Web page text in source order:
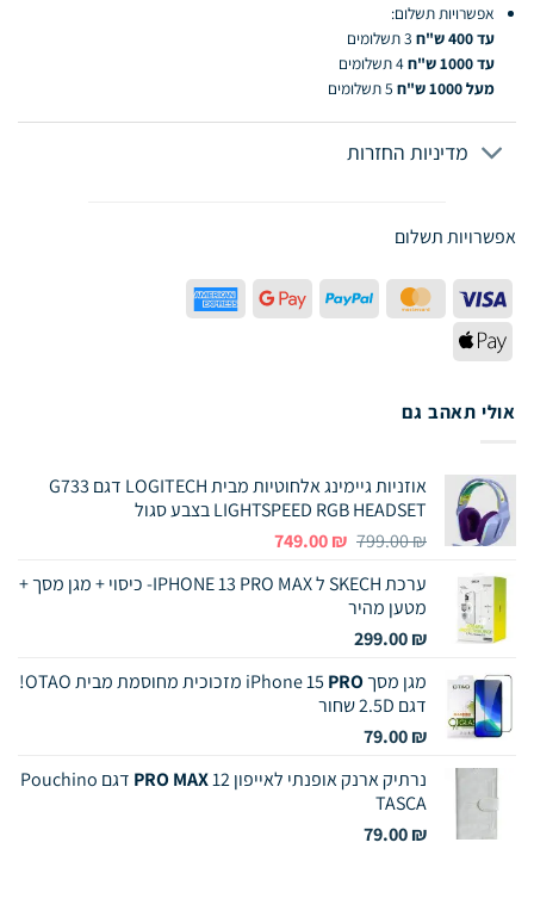
אפשרויות תשלום:
עד 400 ש"ח
3 תשלומים
עד 1000 ש"ח
4 תשלומים
מעל 1000 ש"ח
5 תשלומים
מדיניות החזרות
אפשרויות תשלום
Visa
MasterCard
PayPal
Google
Pay
Express
Apple
Pay
אולי תאהב גם
אוזניות גיימינג אלחוטיות מבית LOGITECH דגם G733
LIGHTSPEED RGB HEADSET בצבע סגול
799.00₪
המחיר
היה:
749.00₪
המחיר
הוא:
ערכת SKECH ל IPHONE 13 PRO MAX- כיסוי + מגן מסך +
מטען מהיר
299.00₪
מגן מסך iPhone 15PRO
מזכוכית מחוסמת מבית OTAO!
דגם 2.5D שחור
79.00₪
נרתיק ארנק אופנתי לאייפון 12
PRO MAX
דגם Pouchino
TASCA
79.00₪